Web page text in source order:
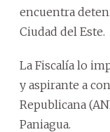
encuentra
Ciudad del Este.
La Fiscalía lo
y aspirante a
Republicana
Paniagua.